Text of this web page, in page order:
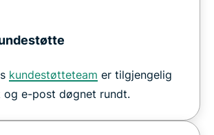
kundestøtteteam er tilgjengelig
og e-post døgnet rundt.